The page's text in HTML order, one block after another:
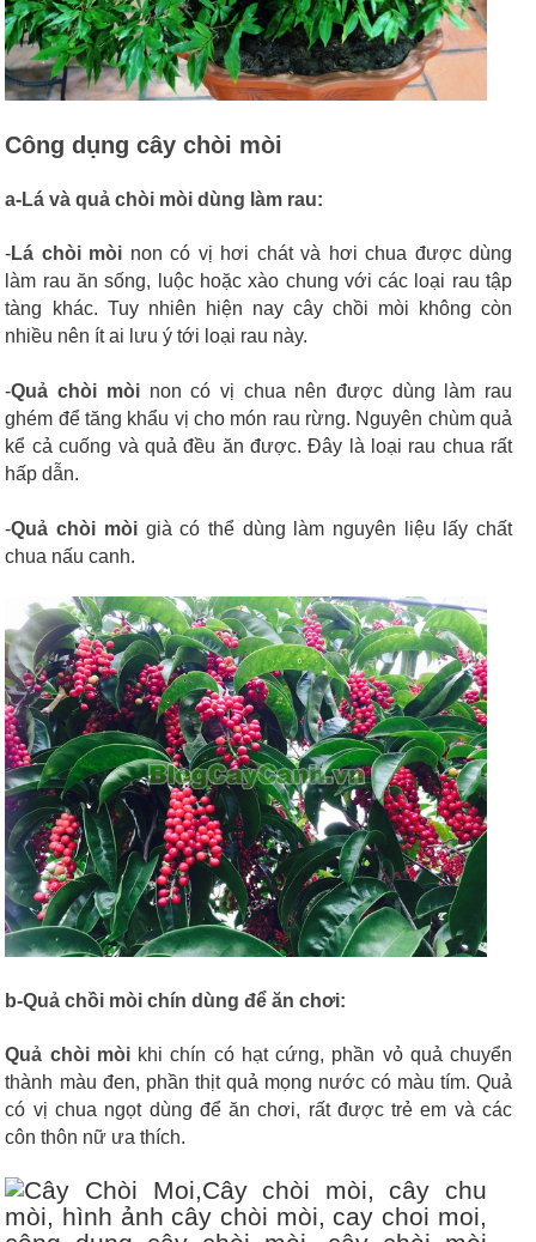
Công dụng cây chòi mòi
a-Lá và quả chòi mòi dùng làm rau:
-Lá chòi mòi non có vị hơi chát và hơi chua được dùng
làm rau ăn sống, luộc hoặc xào chung với các loại rau tập
tàng khác. Tuy nhiên hiện nay cây chồi mòi không còn
nhiều nên ít ai lưu ý tới loại rau này.
-Quả chòi mòinon có vị chua nên được dùng làm rau
ghém để tăng khẩu vị cho món rau rừng. Nguyên chùm quả
kể cả cuống và quả đều ăn được. Đây là loại rau chua rất
hấp dẫn.
-Quả chòi mòigià có thể dùng làm nguyên liệu lấy chất
chua nấu canh.
b-Quả chồi mòi chín dùng để ăn chơi:
Quả chòi mòikhi chín có hạt cứng, phần vỏ quả chuyển
thành màu đen, phần thịt quả mọng nước có màu tím. Quả
có vị chua ngọt dùng để ăn chơi, rất được trẻ em và các
côn thôn nữ ưa thích.